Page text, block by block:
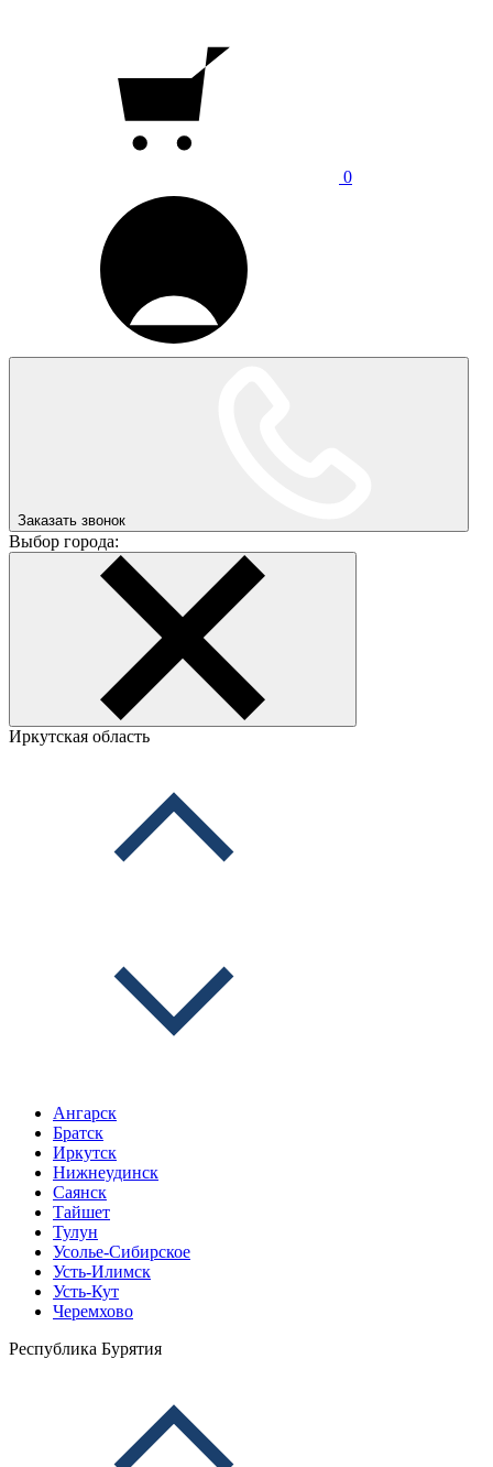
0
Заказать звонок
Выбор города:
Иркутская область
Ангарск
Братск
Иркутск
Нижнеудинск
Саянск
Тайшет
Тулун
Усолье-Сибирское
Усть-Илимск
Усть-Кут
Черемхово
Республика Бурятия